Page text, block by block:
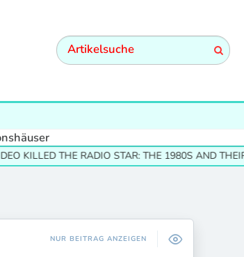
THE RADIO STAR: THE 1980S AND THEIR
NUR BEITRAG ANZEIGEN